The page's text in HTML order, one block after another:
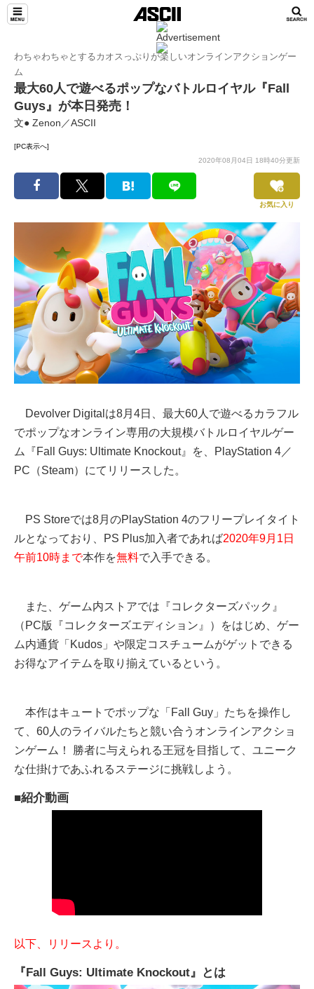
わちゃわちゃとするカオスっぷりが楽しいオンラインアクションゲー
ム
最大60人で遊べるポップなバトルロイヤル『Fall
Guys』が本日発売！
文● Zenon／ASCII
[PC表示へ]
2020年08月04日 18時40分更新
お気に入り
Devolver Digitalは8月4日、最大60人で遊べるカラフル
でポップなオンライン専用の大規模バトルロイヤルゲー
ム『Fall Guys: Ultimate Knockout』を、PlayStation 4／
PC（Steam）にてリリースした。
PS Storeでは8月のPlayStation 4のフリープレイタイト
ルとなっており、PS Plus加入者であれば2020年9月1日
午前10時まで本作を無料で入手できる。
また、ゲーム内ストアでは『コレクターズパック』
（PC版『コレクターズエディション』）をはじめ、ゲー
ム内通貨「Kudos」や限定コスチュームがゲットできる
お得なアイテムを取り揃えているという。
本作はキュートでポップな「Fall Guy」たちを操作し
て、60人のライバルたちと競い合うオンラインアクショ
ンゲーム！ 勝者に与えられる王冠を目指して、ユニーク
な仕掛けであふれるステージに挑戦しよう。
■紹介動画
以下、リリースより。
『Fall Guys: Ultimate Knockout』とは